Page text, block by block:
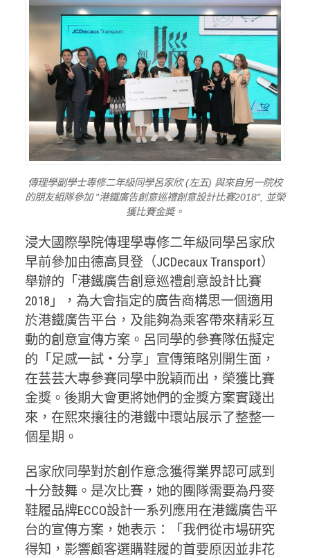
傳理學副學士專修二年級同學呂家欣 (左五) 與來自另一院校
的朋友組隊參加 "港鐵廣告創意巡禮創意設計比賽2018", 並榮
獲比賽金奬。
浸大國際學院傳理學專修二年級同學呂家欣
早前參加由德高貝登（JCDecaux Transport）
舉辦的「港鐵廣告創意巡禮創意設計比賽
2018」，為大會指定的廣告商構思一個適用
於港鐵廣告平台，及能夠為乘客帶來精彩互
動的創意宣傳方案。呂同學的參賽隊伍擬定
的「足感一試‧分享」宣傳策略別開生面，
在芸芸大專參賽同學中脫穎而出，榮獲比賽
金獎。後期大會更將她們的金獎方案實踐出
來，在熙來攘往的港鐵中環站展示了整整一
個星期。
呂家欣同學對於創作意念獲得業界認可感到
十分鼓舞。是次比賽，她的團隊需要為丹麥
鞋履品牌ECCO設計一系列應用在港鐵廣告平
台的宣傳方案，她表示：「我們從市場研究
得知，影響顧客選購鞋履的首要原因並非花